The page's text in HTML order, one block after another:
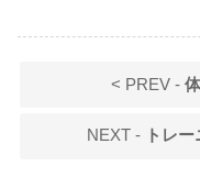
< PREV -
NEXT - トレ